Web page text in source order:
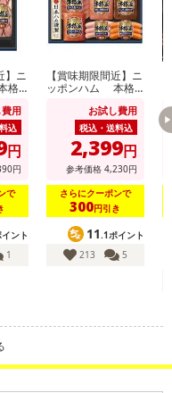
】ニ
格
用
込
円
円
で
ント
1
【賞味期限間近】ニ
ッポンハム 本格
お試し費用
税込・送料込
2,399円
参考価格 4,230円
さらにクーポンで
300円引き
11.1ポイント
213
5